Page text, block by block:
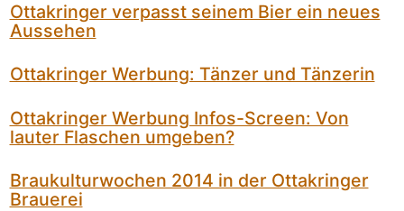
Ottakringer verpasst seinem Bier ein neues
Aussehen
Ottakringer Werbung: Tänzer und Tänzerin
Ottakringer Werbung Infos-Screen: Von
lauter Flaschen umgeben?
Braukulturwochen 2014 in der Ottakringer
Brauerei